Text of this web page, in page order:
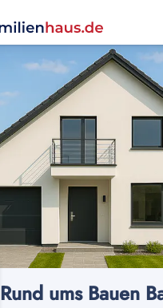
Rund ums Bauen